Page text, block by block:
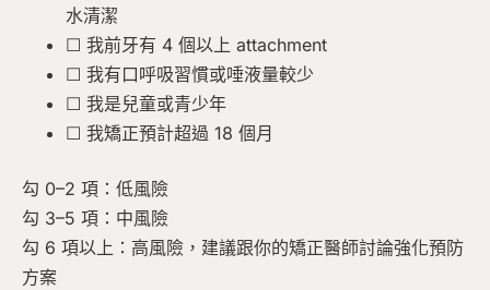
水清潔
☐ 我前牙有 4 個以上 attachment
☐ 我有口呼吸習慣或唾液量較少
☐ 我是兒童或青少年
☐ 我矯正預計超過 18 個月
勾 0–2 項：低風險
勾 3–5 項：中風險
勾 6 項以上：高風險，建議跟你的矯正醫師討論強化預防
方案